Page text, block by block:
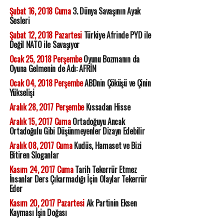
Şubat 16, 2018 Cuma3. Dünya Savaşının Ayak
Sesleri
Şubat 12, 2018 PazartesiTürkiye Afrinde PYD ile
Değil NATO ile Savaşıyor
Ocak 25, 2018 PerşembeOyunu Bozmanın da
Oyuna Gelmenin de Adı: AFRİN
Ocak 04, 2018 PerşembeABDnin Çöküşü ve Çinin
Yükselişi
Aralık 28, 2017 PerşembeKıssadan Hisse
Aralık 15, 2017 CumaOrtadoğuyu Ancak
Ortadoğulu Gibi Düşünmeyenler Dizayn Edebilir
Aralık 08, 2017 CumaKudüs, Hamaset ve Bizi
Bitiren Sloganlar
Kasım 24, 2017 CumaTarih Tekerrür Etmez
İnsanlar Ders Çıkarmadığı İçin Olaylar Tekerrür
Eder
Kasım 20, 2017 PazartesiAk Partinin Eksen
Kayması İşin Doğası